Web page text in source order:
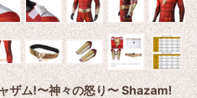
ザム!〜神々の怒り〜 Shazam!